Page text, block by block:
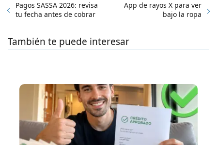
Pagos SASSA 2026: revisa
tu fecha antes de cobrar
App de rayos X para ver
bajo la ropa
También te puede interesar